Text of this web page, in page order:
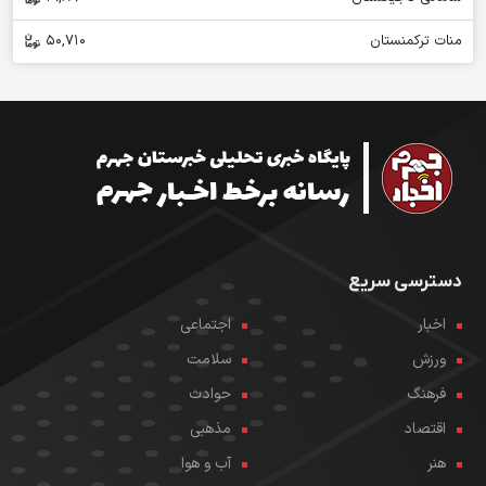
منات ترکمنستان
50,710
دسترسی سریع
اخبار
اجتماعی
ورزش
سلامت
فرهنگ
حوادث
اقتصاد
مذهبی
هنر
آب و هوا